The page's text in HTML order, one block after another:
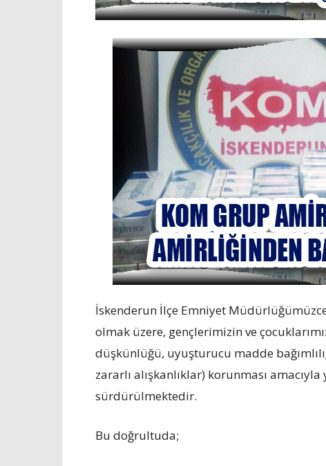
İskenderun İlçe Emniyet
olmak üzere, gençlerimizin ve
düşkünlüğü, uyuşturucu madde
zararlı alışkanlıklar) korunması
sürdürülmektedir.
Bu doğrultuda;